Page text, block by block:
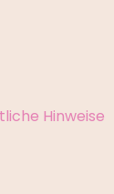
Hinweise